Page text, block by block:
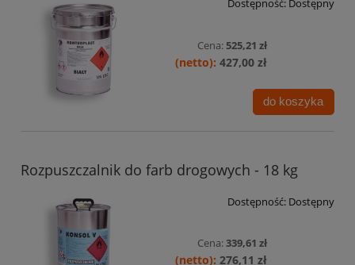
Dostępność: Dostępny
Cena:525,21 zł
427,00 zł
do koszyka
Rozpuszczalnik do farb drogowych - 18 kg
Dostępność: Dostępny
Cena:339,61 zł
276,11 zł